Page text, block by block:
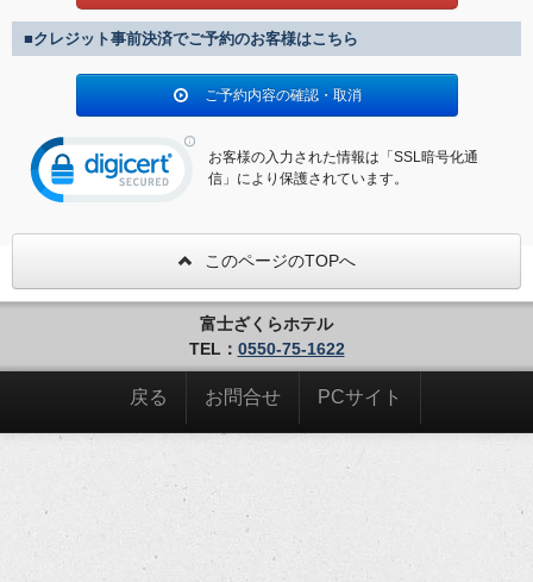
■クレジット事前決済でご予約のお客様はこちら
ご予約内容の確認・取消
お客様の入力された情報は「SSL暗号化通
信」により保護されています。
このページのTOPへ
富士ざくらホテル
TEL： 0550-75-1622
戻る お問合せ PCサイト